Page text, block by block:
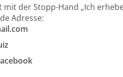
mit der Stopp-Hand „Ich
Adresse: